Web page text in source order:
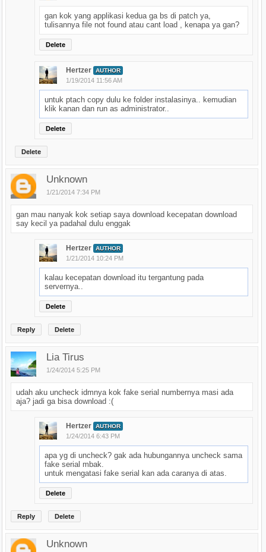
gan kok yang applikasi kedua ga bs di patch ya,
tulisannya file not found atau cant load , kenapa ya gan?
Delete
Hertzer AUTHOR
1/19/2014 11:56 AM
untuk ptach copy dulu ke folder instalasinya.. kemudian
klik kanan dan run as administrator..
Delete
Delete
Unknown
1/21/2014 7:34 PM
gan mau nanyak kok setiap saya download kecepatan download
say kecil ya padahal dulu enggak
Hertzer AUTHOR
1/21/2014 10:24 PM
kalau kecepatan download itu tergantung pada
servernya..
Delete
Reply Delete
Lia Tirus
1/24/2014 5:25 PM
udah aku uncheck idmnya kok fake serial numbernya masi ada
aja? jadi ga bisa download :(
Hertzer AUTHOR
1/24/2014 6:43 PM
apa yg di uncheck? gak ada hubungannya uncheck sama
fake serial mbak.
untuk mengatasi fake serial kan ada caranya di atas.
Delete
Reply Delete
Unknown